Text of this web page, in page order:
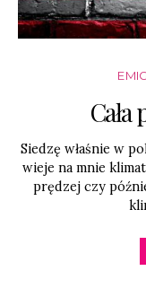
Cała
Siedzę właśnie w
wieje na mnie
prędzej czy